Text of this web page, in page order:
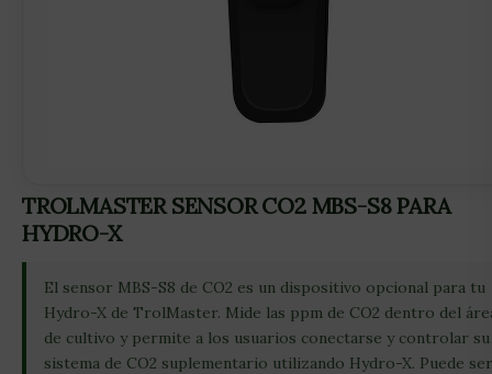
TROLMASTER SENSOR CO2 MBS-S8 PARA
HYDRO-X
El sensor MBS-S8 de CO2 es un dispositivo opcional para tu
Hydro-X de TrolMaster. Mide las ppm de CO2 dentro del
de cultivo y permite a los usuarios conectarse y controlar su
sistema de CO2 suplementario utilizando Hydro-X. Puede ser